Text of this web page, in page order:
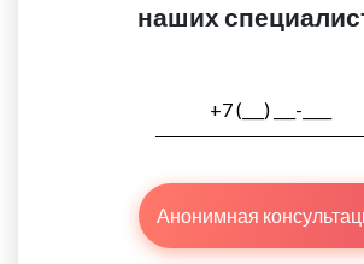
наших
Анонимная